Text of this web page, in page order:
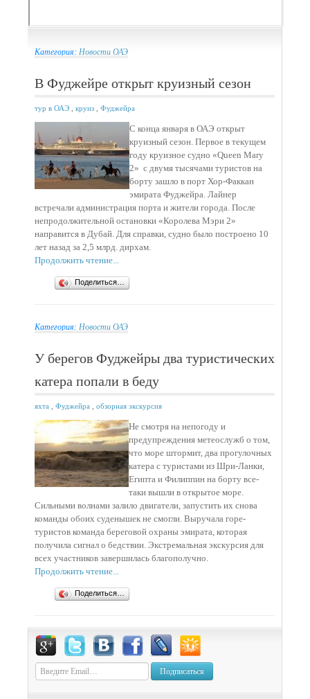
Категория: Новости ОАЭ
В Фуджейре открыт круизный сезон
тур в ОАЭ круиз Фуджейра
С конца января в ОАЭ открыт
круизный сезон. Первое в текущем
году круизное судно «Queen Mary
2» с двумя тысячами туристов на
борту зашло в порт Хор-Факкан
эмирата Фуджейра. Лайнер
встречали администрация порта и жители города. После
непродолжительной остановки «Королева Мэри 2»
направится в Дубай. Для справки, судно было построено 10
лет назад за 2,5 млрд. дирхам.
Продолжить чтение...
Поделиться…
Категория: Новости ОАЭ
У берегов Фуджейры два туристических
катера попали в беду
яхта Фуджейра обзорная экскурсия
Не смотря на непогоду и
предупреждения метеослужб о том,
что море штормит, два прогулочных
катера с туристами из Шри-Ланки,
Египта и Филиппин на борту все-
таки вышли в открытое море.
Сильными волнами залило двигатели, запустить их снова
команды обоих суденышек не смогли. Выручала горе-
туристов команда береговой охраны эмирата, которая
получила сигнал о бедствии. Экстремальная экскурсия для
всех участников завершилась благополучно.
Продолжить чтение...
Поделиться…
Подписаться